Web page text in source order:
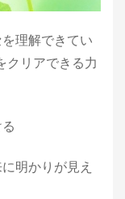
理解できてい
クリアできる力
明かりが見え